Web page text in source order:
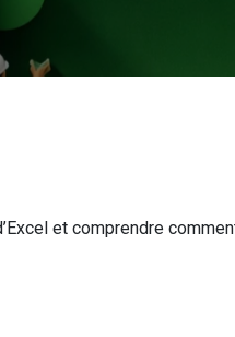
et comprendre